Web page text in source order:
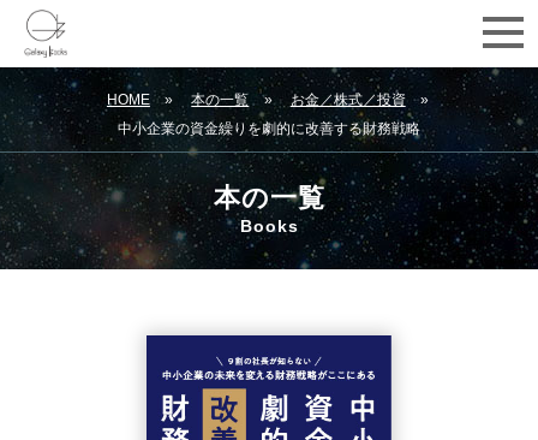
HOME 本の一覧
お金／株式／投資
中小企業の資金繰りを劇的に改善する財務戦略
本の一覧
Books